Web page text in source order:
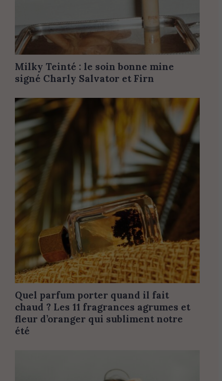
Milky Teinté : le soin bonne mine
signé Charly Salvator et Firn
Quel parfum porter quand il fait
chaud ? Les 11 fragrances agrumes et
fleur d’oranger qui subliment notre
été